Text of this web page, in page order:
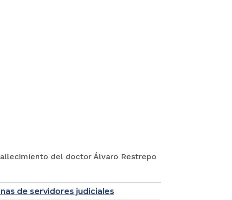
del doctor Álvaro Restrepo
de servidores judiciales